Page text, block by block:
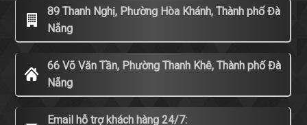
89 Thanh Nghị, Phường Hòa Khánh, Thành phố Đà
Nẵng
66 Võ Văn Tần, Phường Thanh Khê, Thành phố Đà
Nẵng
Email hỗ trợ khách hàng 24/7: